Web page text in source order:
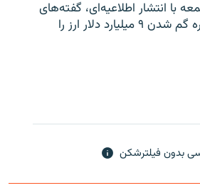
با انتشار اطلاعیه‌ای، گفته‌های
یک نماینده مجلس درباره گم شدن ۹ میلیارد دلار ارز را
بدون فیلترشکن